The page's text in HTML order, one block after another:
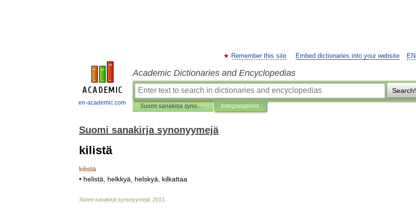
en-academic.com
EN
Remember this site Embed dictionaries into your website
Academic Dictionaries and Encyclopedias
Search!
Suomi sanakirja synonyymejä Interpretations
Suomi sanakirja synonyymejä
kilistä
kilistä
• helistä helkkyä helskyä kilkattaa
Suomi sanakirja synonyymejä 2013